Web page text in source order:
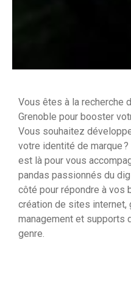
Vous êtes à la recherche
Grenoble pour booster
Vous souhaitez
votre identité de marque ?
est là pour vous
pandas passionnés du
côté pour répondre à vos
création de sites internet,
management et supports
genre.